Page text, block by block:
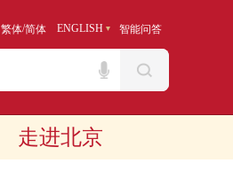
繁体/简体 ENGLISH 智能问答
走进北京